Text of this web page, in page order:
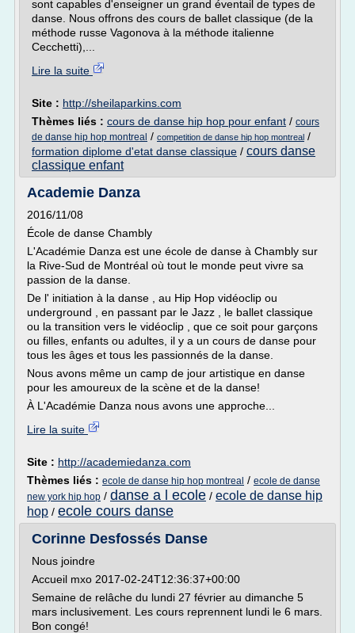
sont capables d'enseigner un grand éventail de types de
danse. Nous offrons des cours de ballet classique (de la
méthode russe Vagonova à la méthode italienne
Cecchetti),...
Lire la suite
Site : http://sheilaparkins.com
Thèmes liés : cours de danse hip hop pour enfant / cours
de danse hip hop montreal / competition de danse hip hop montreal /
formation diplome d'etat danse classique / cours danse
classique enfant
Academie Danza
2016/11/08
École de danse Chambly
L'Académie Danza est une école de danse à Chambly sur
la Rive-Sud de Montréal où tout le monde peut vivre sa
passion de la danse.
De l' initiation à la danse , au Hip Hop vidéoclip ou
underground , en passant par le Jazz , le ballet classique
ou la transition vers le vidéoclip , que ce soit pour garçons
ou filles, enfants ou adultes, il y a un cours de danse pour
tous les âges et tous les passionnés de la danse.
Nous avons même un camp de jour artistique en danse
pour les amoureux de la scène et de la danse!
À L'Académie Danza nous avons une approche...
Lire la suite
Site : http://academiedanza.com
Thèmes liés : ecole de danse hip hop montreal / ecole de danse
new york hip hop / danse a l ecole / ecole de danse hip
hop / ecole cours danse
Corinne Desfossés Danse
Nous joindre
Accueil mxo 2017-02-24T12:36:37+00:00
Semaine de relâche du lundi 27 février au dimanche 5
mars inclusivement. Les cours reprennent lundi le 6 mars.
Bon congé!